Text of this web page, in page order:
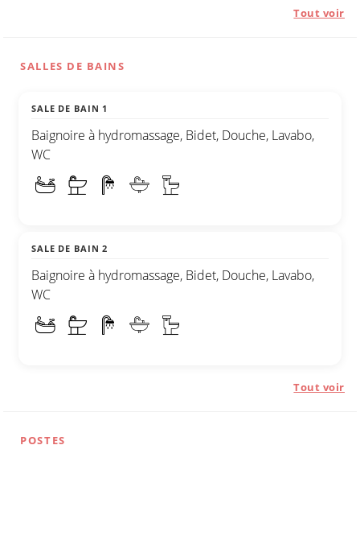
Tout voir
SALLES DE BAINS
SALE DE BAIN 1
Baignoire à hydromassage, Bidet, Douche, Lavabo,
WC
SALE DE BAIN 2
Baignoire à hydromassage, Bidet, Douche, Lavabo,
WC
Tout voir
POSTES